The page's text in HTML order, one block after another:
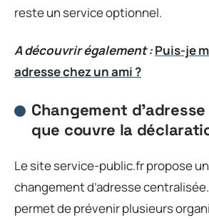
reste un service optionnel.
A découvrir également :Puis-je
adresse chez un ami ?
Changement
que couvre la
Le site service-public.fr propose
changement d’adresse
permet de prévenir plusieurs